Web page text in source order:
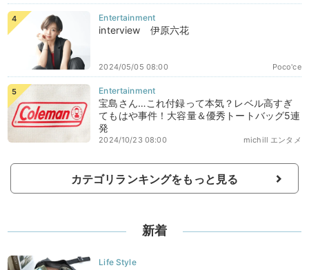
interview 伊原六花
Poco'ce
2024/05/05 08:00
宝島さん…これ付録って本気？レベル高すぎ
てもはや事件！大容量＆優秀トートバッグ5連
発
michill エンタメ
2024/10/23 08:00
カテゴリランキングをもっと見る
新着